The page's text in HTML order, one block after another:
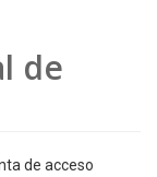
de
de acceso